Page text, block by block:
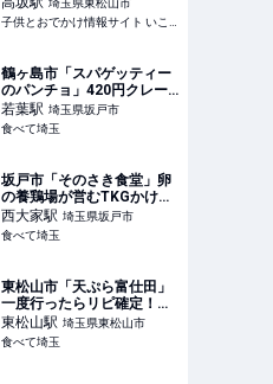
埼玉県東松山市
子供とおでかけ情報サイト いこーよ
鶴ヶ島市「スパゲッティー
のパンチョ」420円クレー
プ＆スープパスタがある全
国唯一の新店
若葉駅 埼玉県坂戸市
食べて埼玉
坂戸市「そのさき食堂」卵
の養鶏場が営むTKGかけ放
題がある卵食堂ランチが最
高です
西大家駅 埼玉県坂戸市
食べて埼玉
東松山市「天ぷら富仕田」
一度行ったらリピ確定！
1700円でどんどん出てくる
天ぷらランチ
東松山駅 埼玉県東松山市
食べて埼玉